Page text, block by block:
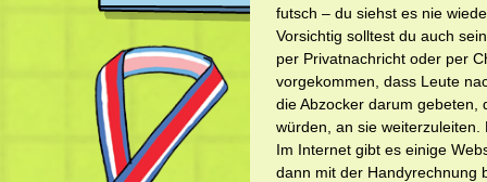
futsch – du siehst es nie
Vorsichtig solltest du auch
per Privatnachricht oder per
vorgekommen, dass Leute
die Abzocker darum gebeten,
würden, an sie
Im Internet gibt es einige
dann mit der Handyrechnung